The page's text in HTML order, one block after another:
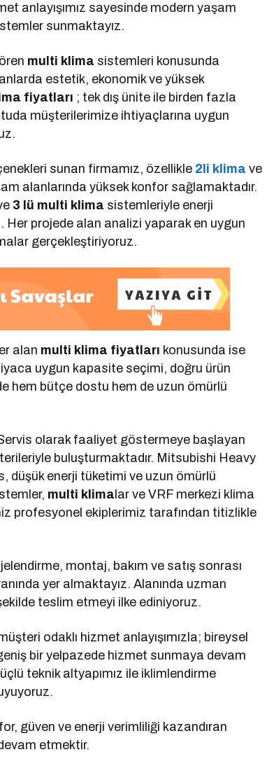
anlayışımız sayesinde modern yaşam
sunmaktayız.
multi klima sistemleri konusunda
estetik, ekonomik ve yüksek
fiyatları ; tek dış ünite ile birden fazla
müşterilerimize ihtiyaçlarına uygun
sunan firmamız, özellikle 2li klima ve
alanlarında yüksek konfor sağlamaktadır.
3 lü multi klima sistemleriyle enerji
projede alan analizi yaparak en uygun
gerçekleştiriyoruz.
alan multi klima fiyatları konusunda ise
uygun kapasite seçimi, doğru ürün
hem bütçe dostu hem de uzun ömürlü
olarak faaliyet göstermeye başlayan
buluşturmaktadır. Mitsubishi Heavy
düşük enerji tüketimi ve uzun ömürlü
multi klima lar ve VRF merkezi klima
profesyonel ekiplerimiz tarafından titizlikle
montaj, bakım ve satış sonrası
yer almaktayız. Alanında uzman
teslim etmeyi ilke ediniyoruz.
odaklı hizmet anlayışımızla; bireysel
bir yelpazede hizmet sunmaya devam
teknik altyapımız ile iklimlendirme
güven ve enerji verimliliği kazandıran
etmektir.